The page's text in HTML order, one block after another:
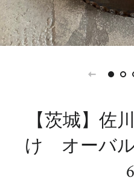
【茨城】
け オーバ